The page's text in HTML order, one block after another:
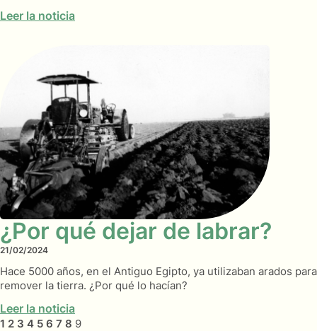
Leer la noticia
¿Por qué dejar de labrar?
21/02/2024
Hace 5000 años, en el Antiguo Egipto, ya utilizaban arados para
remover la tierra. ¿Por qué lo hacían?
Leer la noticia
1 2 3 4 5 6 7 8 9